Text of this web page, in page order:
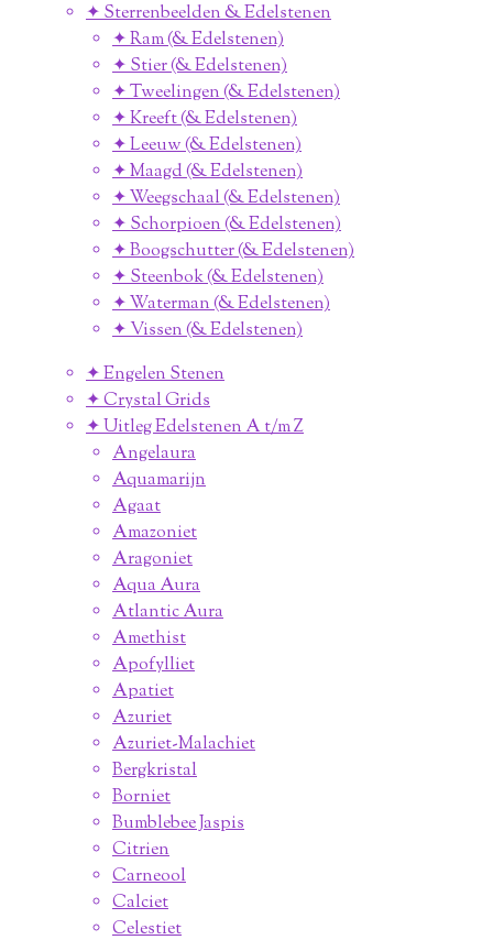
✦ Sterrenbeelden & Edelstenen
✦ Ram (& Edelstenen)
✦ Stier (& Edelstenen)
✦ Tweelingen (& Edelstenen)
✦ Kreeft (& Edelstenen)
✦ Leeuw (& Edelstenen)
✦ Maagd (& Edelstenen)
✦ Weegschaal (& Edelstenen)
✦ Schorpioen (& Edelstenen)
✦ Boogschutter (& Edelstenen)
✦ Steenbok (& Edelstenen)
✦ Waterman (& Edelstenen)
✦ Vissen (& Edelstenen)
✦ Engelen Stenen
✦ Crystal Grids
✦ Uitleg Edelstenen A t/m Z
Angelaura
Aquamarijn
Agaat
Amazoniet
Aragoniet
Aqua Aura
Atlantic Aura
Amethist
Apofylliet
Apatiet
Azuriet
Azuriet-Malachiet
Bergkristal
Borniet
Bumblebee Jaspis
Citrien
Carneool
Calciet
Celestiet